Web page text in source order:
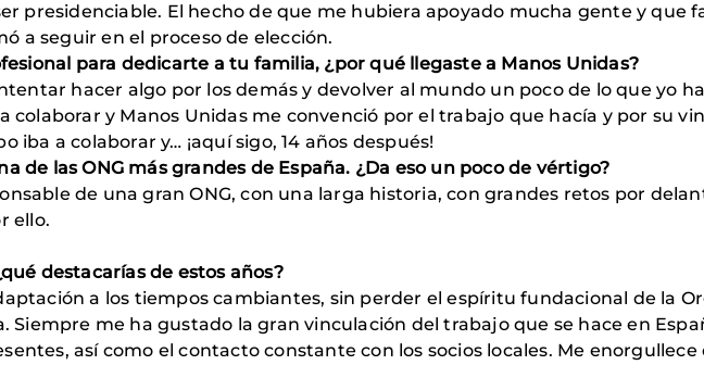
presidenciable. El hecho de que me hubiera apoyado mucha gente y que
a seguir en el proceso de elección.
para dedicarte a tu familia, ¿por qué llegaste a Manos Unidas?
hacer algo por los demás y devolver al mundo un poco de lo que yo
colaborar y Manos Unidas me convenció por el trabajo que hacía y por su
iba a colaborar y… ¡aquí sigo, 14 años después!
de las ONG más grandes de España. ¿Da eso un poco de vértigo?
de una gran ONG, con una larga historia, con grandes retos por
ello.
destacarías de estos años?
a los tiempos cambiantes, sin perder el espíritu fundacional de la
Siempre me ha gustado la gran vinculación del trabajo que se hace en
así como el contacto constante con los socios locales. Me